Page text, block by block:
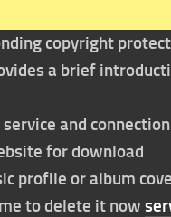
copyright
a brief
and
for download
profile or album
to delete it now